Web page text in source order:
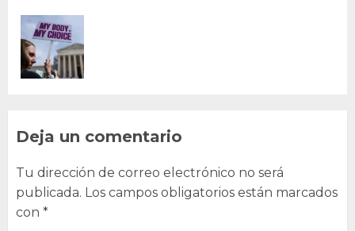
Deja un comentario
Tu dirección de correo electrónico no será
publicada. Los campos obligatorios están marcados
con *